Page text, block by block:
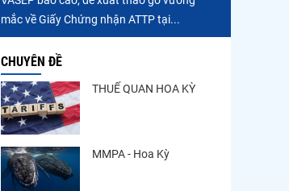
mắc về Giấy Chứng nhận ATTP tại...
CHUYÊN ĐỀ
THUẾ QUAN HOA KỲ
MMPA - Hoa Kỳ